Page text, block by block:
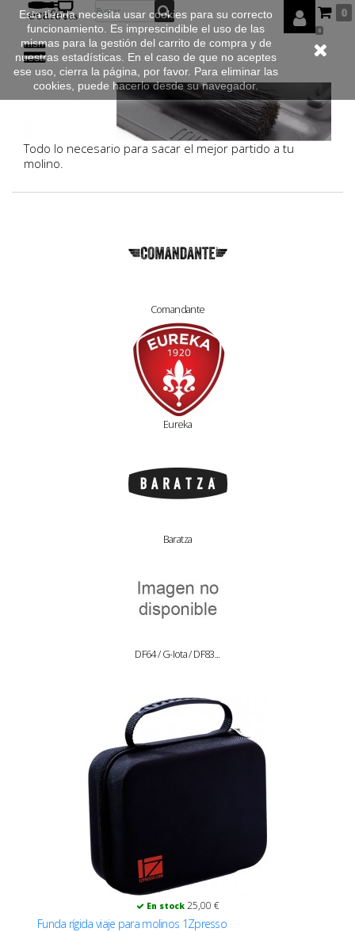
0
0
Todo lo necesario para sacar el mejor partido a tu
molino.
Comandante
Eureka
Baratza
DF64 / G-Iota / DF83...
En stock 25,00 €
Funda rígida viaje para molinos 1Zpresso
Esta tienda necesita usar cookies para su correcto
funcionamiento. Es imprescindible el uso de las
mismas para la gestión del carrito de compra y de
nuestras estadísticas. En el caso de que no aceptes
ese uso, cierra la página, por favor. Para eliminar las
cookies, puede hacerlo desde su navegador.